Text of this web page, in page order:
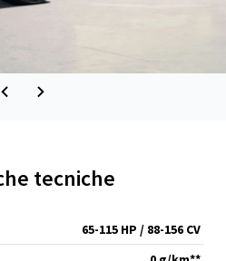
tecniche
65-115 HP / 88-156 CV